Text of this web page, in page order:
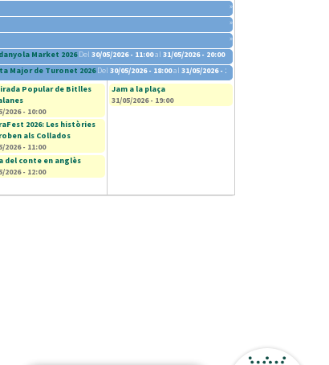
»
»
»
Market 2026 Del 30/05/2026 - 11:00al 31/05/2026 - 20:00
Major de Turonet 2026 Del 30/05/2026 - 18:00al 31/05/2026 - 13:00
Popular de Bitlles
2026 - 10:00
2026: Les històries
als Collados
2026 - 11:00
del conte en anglès
2026 - 12:00
Jam a la plaça
31/05/2026 - 19:00